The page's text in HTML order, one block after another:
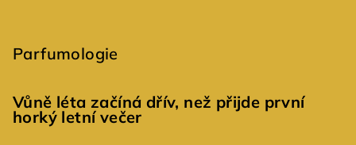
Parfumologie
Vůně léta začíná dřív, než přijde první
horký letní večer